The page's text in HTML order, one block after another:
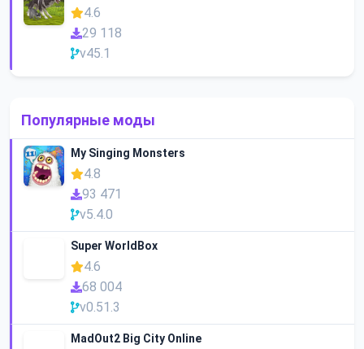
4.6
29 118
v45.1
Популярные моды
My Singing Monsters
4.8
93 471
v5.4.0
Super WorldBox
4.6
68 004
v0.51.3
MadOut2 Big City Online